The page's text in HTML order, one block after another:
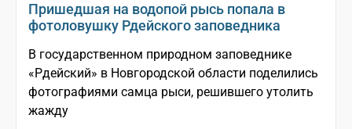
Пришедшая на водопой рысь попала в
фотоловушку Рдейского заповедника
В государственном природном заповеднике
«Рдейский» в Новгородской области поделились
фотографиями самца рыси, решившего утолить
жажду